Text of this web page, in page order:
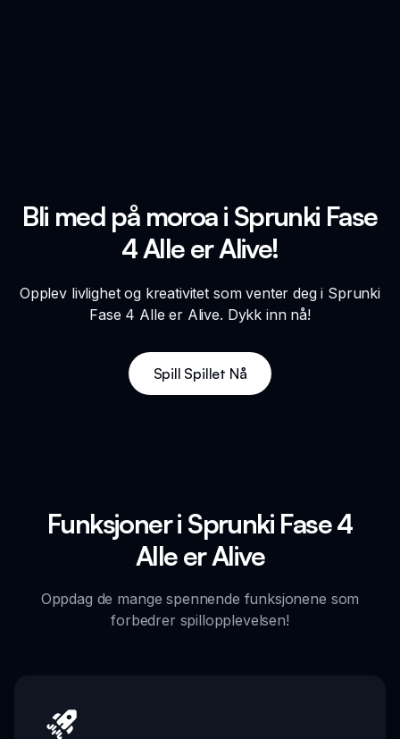
Bli med på moroa i Sprunki Fase
4 Alle er Alive!
Opplev livlighet og kreativitet som venter deg i Sprunki
Fase 4 Alle er Alive. Dykk inn nå!
Spill Spillet Nå
Funksjoner i Sprunki Fase 4
Alle er Alive
Oppdag de mange spennende funksjonene som
forbedrer spillopplevelsen!